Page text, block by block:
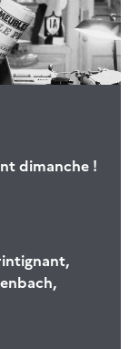
dimanche !